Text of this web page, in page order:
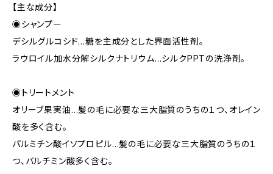
【主な成分】
◉シャンプー
デシルグルコシド…糖を主成分とした界面活性剤。
ラウロイル加水分解シルクナトリウム…シルクPPTの洗浄剤。
◉トリートメント
オリーブ果実油…髪の毛に必要な三大脂質のうちの１つ、オレイン
酸を多く含む。
パルミチン酸イソプロピル…髪の毛に必要な三大脂質のうちの１
つ、バルチミン酸多く含む。